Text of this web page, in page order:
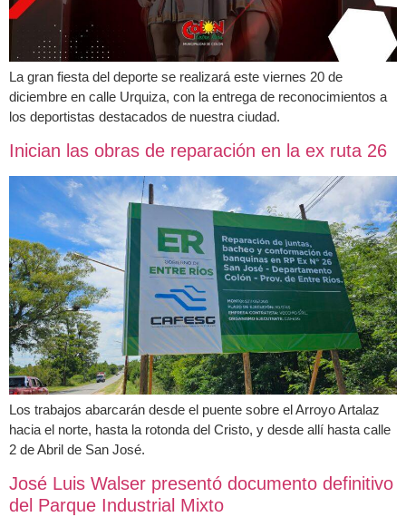
La gran fiesta del deporte se realizará este viernes 20 de
diciembre en calle Urquiza, con la entrega de reconocimientos a
los deportistas destacados de nuestra ciudad.
Inician las obras de reparación en la ex ruta 26
Los trabajos abarcarán desde el puente sobre el Arroyo Artalaz
hacia el norte, hasta la rotonda del Cristo, y desde allí hasta calle
2 de Abril de San José.
José Luis Walser presentó documento definitivo
del Parque Industrial Mixto